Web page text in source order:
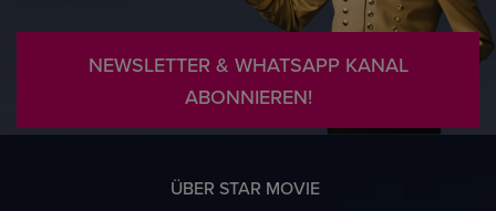
NEWSLETTER & WHATSAPP KANAL
ABONNIEREN!
ÜBER STAR MOVIE